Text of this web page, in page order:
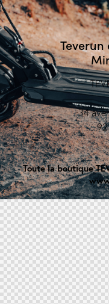
34
Toute la boutique